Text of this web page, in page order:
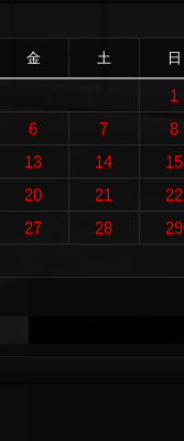
金 土 日
1
6 7
8
13 14
15
20 21
22
27 28
29